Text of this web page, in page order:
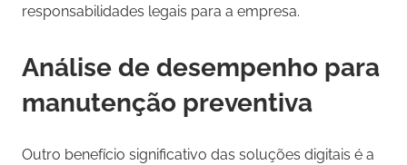
responsabilidades legais para a empresa.
Análise de desempenho para
manutenção preventiva
Outro benefício significativo das soluções digitais é a